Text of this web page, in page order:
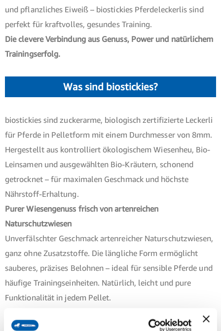
und pflanzliches Eiweiß – biostickies Pferdeleckerlis sind
perfekt für kraftvolles, gesundes Training.
Die clevere Verbindung aus Genuss, Power und natürlichem
Trainingserfolg.
Was sind biostickies?
biostickies sind zuckerarme, biologisch zertifizierte Leckerli
für Pferde in Pelletform mit einem Durchmesser von 8mm.
Hergestellt aus kontrolliert ökologischem Wiesenheu, Bio-
Leinsamen und ausgewählten Bio-Kräutern, schonend
getrocknet – für maximalen Geschmack und höchste
Nährstoff-Erhaltung.
Purer Wiesen­genuss frisch von artenreichen
Naturschutzwiesen
Unverfälschter Geschmack artenreicher Naturschutzwiesen,
ganz ohne Zusatzstoffe. Die längliche Form ermöglicht
sauberes, präzises Belohnen – ideal für sensible Pferde und
häufige Trainingseinheiten. Natürlich, leicht und pure
Funktionalität in jedem Pellet.
Natürlich, gesund, funktional – die perfekte Belohnung für